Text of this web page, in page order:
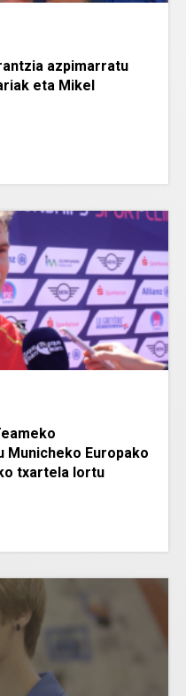
azpimarratu
eta Mikel
Municheko Europako
txartela lortu